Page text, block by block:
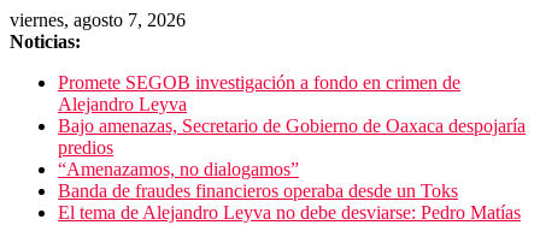
viernes, agosto 7, 2026
Noticias:
Promete SEGOB investigación a fondo en crimen de
Alejandro Leyva
Bajo amenazas, Secretario de Gobierno de Oaxaca despojaría
predios
“Amenazamos, no dialogamos”
Banda de fraudes financieros operaba desde un Toks
El tema de Alejandro Leyva no debe desviarse: Pedro Matías